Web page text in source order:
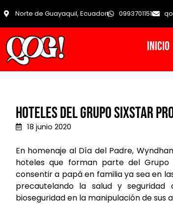
Norte de Guayaquil, Ecuador 0993701151
INICIO
Hoteles del grupo Sixstar
18 junio 2020
En homenaje al Día del Padre,
hoteles que forman parte del Grupo
consentir a papá en familia ya sea en
precautelando la salud y
bioseguridad en la manipulación de sus